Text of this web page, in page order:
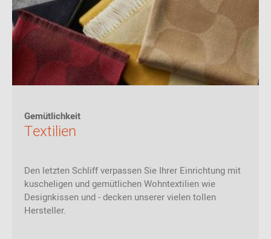
Gemütlichkeit
Textilien
Den letzten Schliff verpassen Sie Ihrer Einrichtung mit
kuscheligen und gemütlichen Wohntextilien wie
Designkissen und - decken unserer vielen tollen
Hersteller.